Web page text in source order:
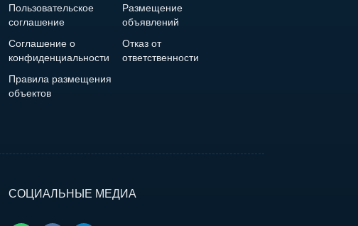
Пользовательское
соглашение
Размещение
объявлений
Соглашение о
конфиденциальности
Отказ от
ответственности
Правила размещения
объектов
СОЦИАЛЬНЫЕ МЕДИА